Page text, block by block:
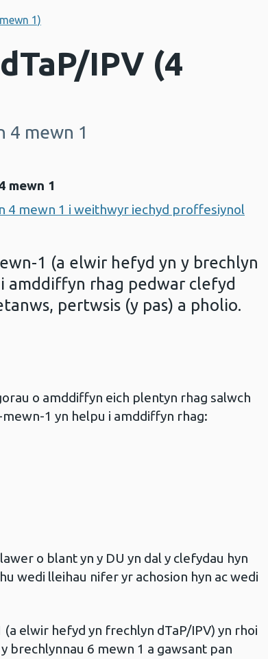
1)
IPV (4
4 mewn 1
mewn 1
4 mewn 1 i weithwyr iechyd proffesiynol
1 (a elwir hefyd yn y brechlyn
amddiffyn rhag pedwar clefyd
pertwsis (y pas) a pholio.
o amddiffyn eich plentyn rhag salwch
1 yn helpu i amddiffyn rhag:
o blant yn y DU yn dal y clefydau hyn
wedi lleihau nifer yr achosion hyn ac wedi
(a elwir hefyd yn frechlyn dTaP/IPV) yn rhoi
brechlynnau 6 mewn 1 a gawsant pan